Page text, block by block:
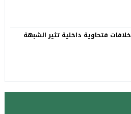
خلافات فتحاوية داخلية تثير الشبهة